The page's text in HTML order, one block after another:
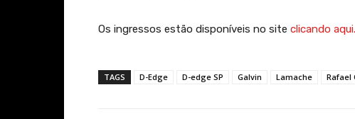
Os ingressos estão disponíveis no site clicando aqui.
TAGS D-Edge D-edge SP Galvin Lamache Rafael